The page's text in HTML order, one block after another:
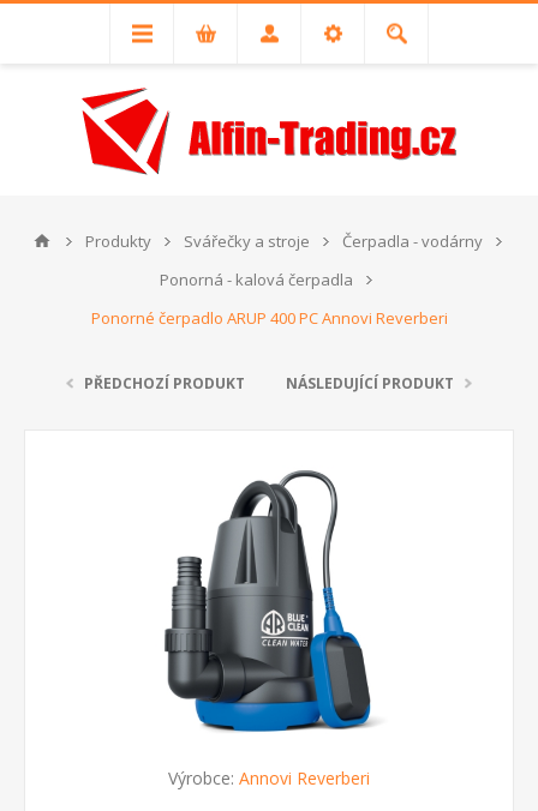
Produkty Svářečky a stroje
Čerpadla - vodárny
Ponorná - kalová čerpadla
Ponorné čerpadlo ARUP 400 PC Annovi Reverberi
PŘEDCHOZÍ PRODUKT NÁSLEDUJÍCÍ PRODUKT
Výrobce: Annovi Reverberi